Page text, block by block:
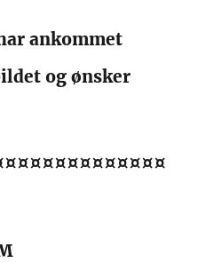
ankommet
og ønsker